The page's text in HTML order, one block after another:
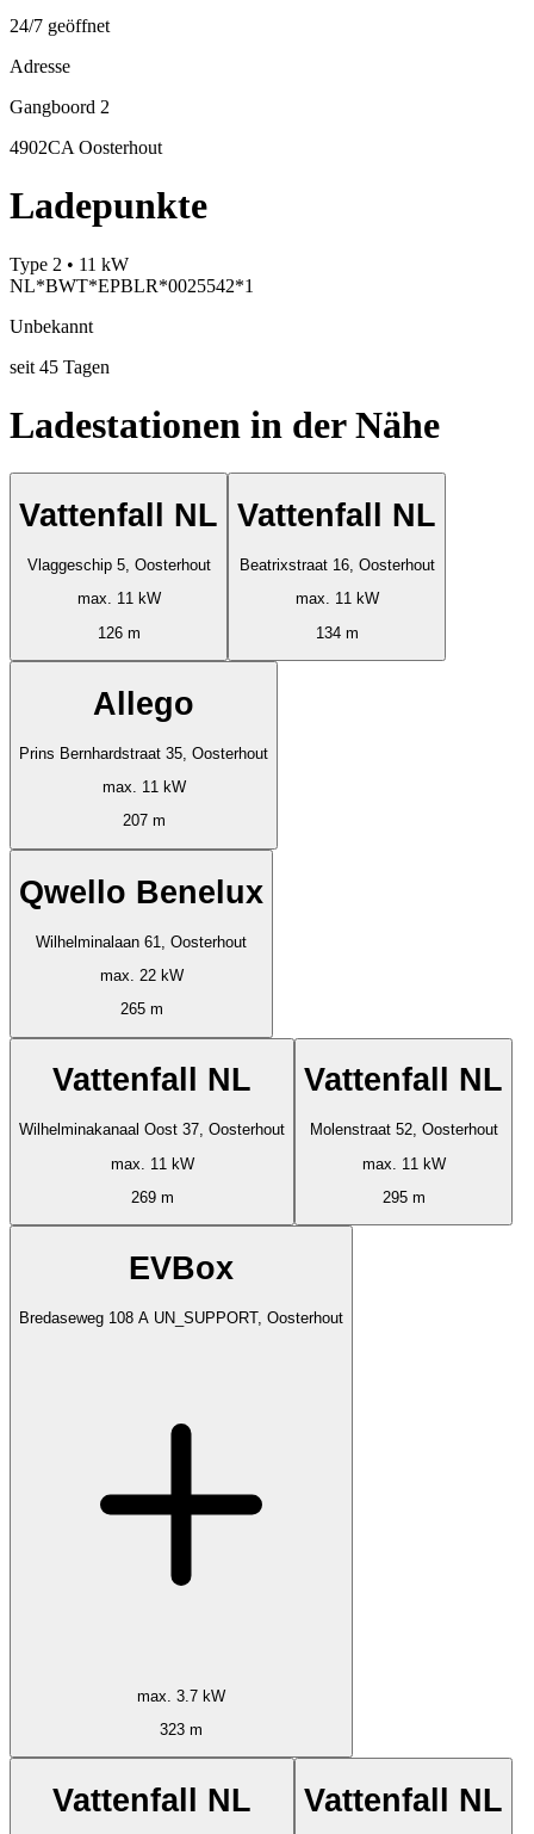
24/7 geöffnet
Adresse
Gangboord 2
4902CA Oosterhout
Ladepunkte
Type 2 • 11 kW
NL*BWT*EPBLR*0025542*1
Unbekannt
seit 45 Tagen
Ladestationen in der Nähe
Vattenfall NL
Vlaggeschip 5, Oosterhout
max. 11 kW
126 m
Vattenfall NL
Beatrixstraat 16, Oosterhout
max. 11 kW
134 m
Allego
Prins Bernhardstraat 35, Oosterhout
max. 11 kW
207 m
Qwello Benelux
Wilhelminalaan 61, Oosterhout
max. 22 kW
265 m
Vattenfall NL
Wilhelminakanaal Oost 37, Oosterhout
max. 11 kW
269 m
Vattenfall NL
Molenstraat 52, Oosterhout
max. 11 kW
295 m
EVBox
Bredaseweg 108 A UN_SUPPORT, Oosterhout
max. 3.7 kW
323 m
Vattenfall NL Vattenfall NL